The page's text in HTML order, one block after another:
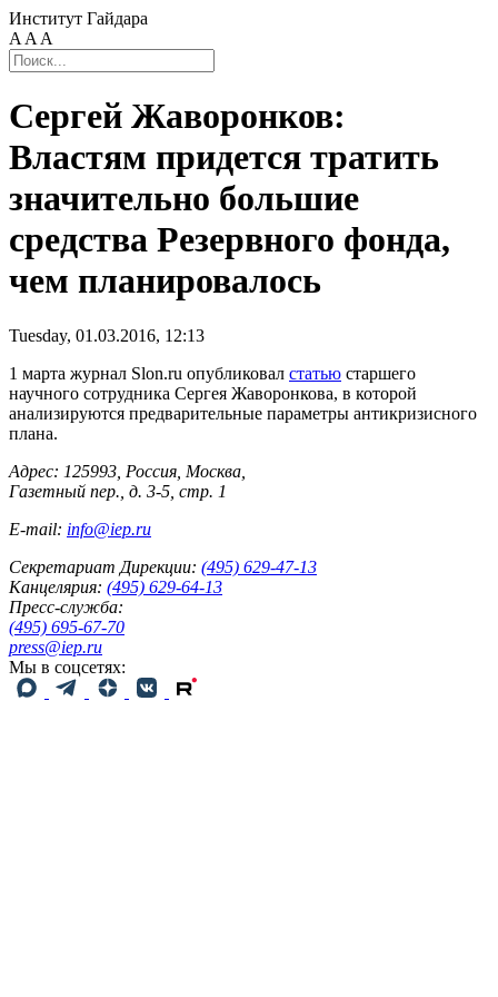
Институт Гайдара
A A A
Сергей Жаворонков:
Властям придется тратить
значительно большие
средства Резервного фонда,
чем планировалось
Tuesday, 01.03.2016, 12:13
1 марта журнал Slon.ru опубликовал статью старшего
научного сотрудника Сергея Жаворонкова, в которой
анализируются предварительные параметры антикризисного
плана.
Адрес: 125993, Россия, Москва,
Газетный пер., д. 3-5, стр. 1
E-mail: info@iep.ru
Секретариат Дирекции: (495) 629-47-13
Канцелярия: (495) 629-64-13
Пресс-служба:
(495) 695-67-70
press@iep.ru
Мы в соцсетях: